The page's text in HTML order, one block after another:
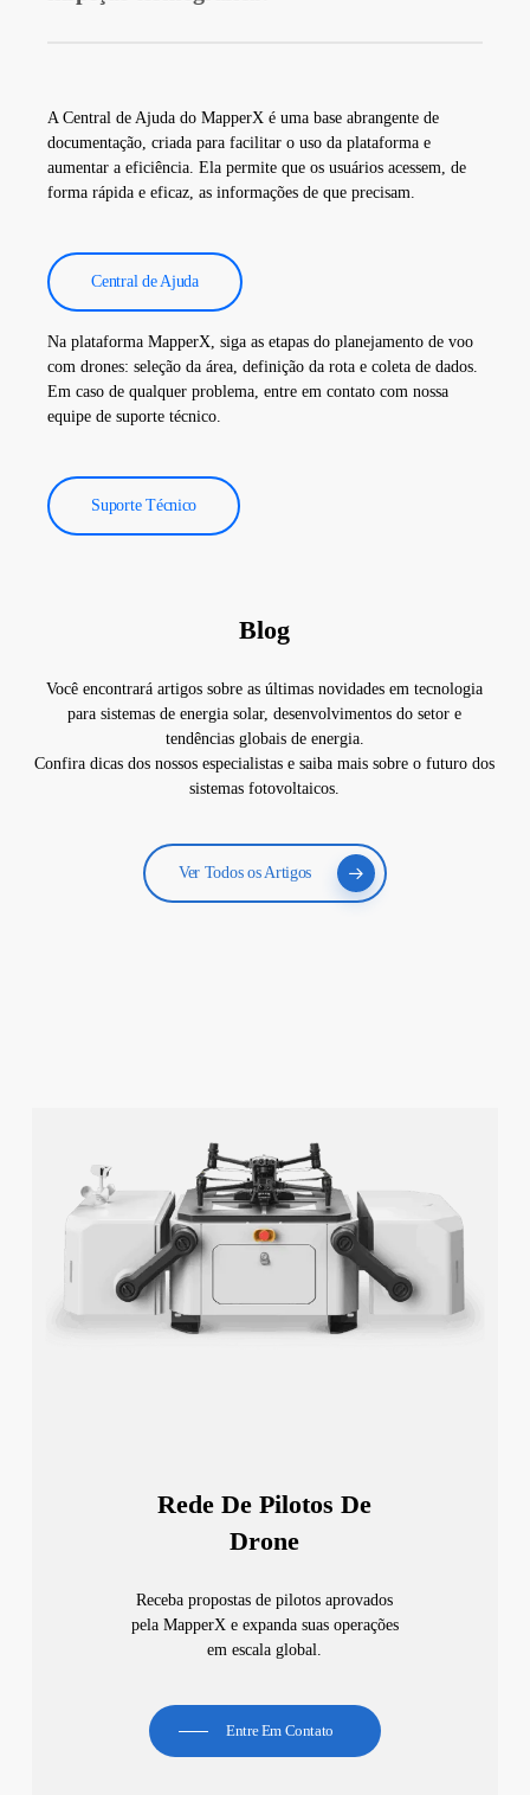
os custos operacionais.
A Central de Ajuda do MapperX é uma base abrangente de
documentação, criada para facilitar o uso da plataforma e
aumentar a eficiência. Ela permite que os usuários acessem, de
forma rápida e eficaz, as informações de que precisam.
Central de Ajuda
Na plataforma MapperX, siga as etapas do planejamento de voo
com drones: seleção da área, definição da rota e coleta de dados.
Em caso de qualquer problema, entre em contato com nossa
equipe de suporte técnico.
Suporte Técnico
Blog
Você encontrará artigos sobre as últimas novidades em tecnologia
para sistemas de energia solar, desenvolvimentos do setor e
tendências globais de energia.
Confira dicas dos nossos especialistas e saiba mais sobre o futuro dos
sistemas fotovoltaicos.
Ver Todos os Artigos
Rede De Pilotos De
Drone
Receba propostas de pilotos aprovados
pela MapperX e expanda suas operações
em escala global.
Entre Em Contato